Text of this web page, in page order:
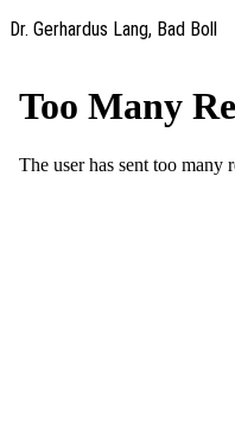
Dr. Gerhar­dus Lang, Bad Boll